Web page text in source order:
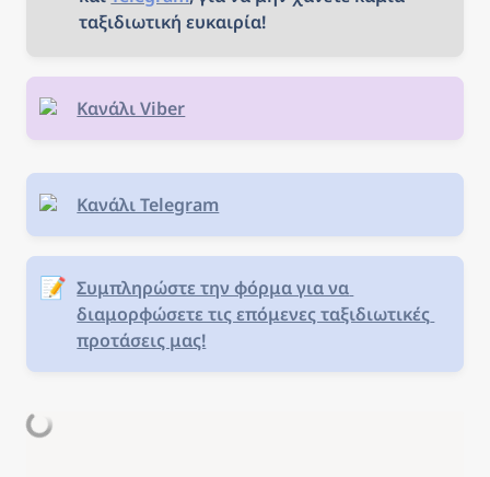
ταξιδιωτική ευκαιρία!
Κανάλι Viber
Κανάλι Telegram
📝 Συμπληρώστε την φόρμα για να
διαμορφώσετε τις επόμενες ταξιδιωτικές
προτάσεις μας!